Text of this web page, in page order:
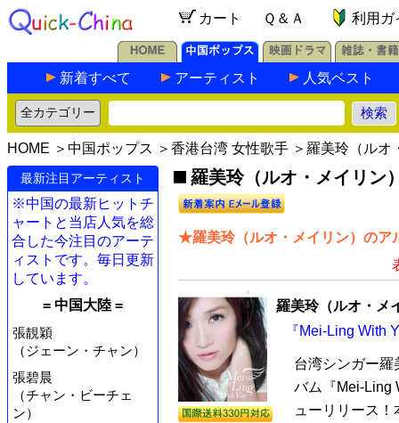
カート Ｑ＆Ａ 利用ガ
新着すべて アーティスト 人気ベスト
HOME ＞ 中国ポップス ＞ 香港台湾 女性歌手 ＞羅美玲（ルオ
最新注目アーティスト
※中国の最新ヒットチ
ャートと当店人気を総
合した今注目のアーテ
ィストです。毎日更新
しています。
= 中国大陸 =
張靚穎
（ジェーン・チャン）
張碧晨
（チャン・ビーチェ
ン）
羅美玲（ルオ・メイリン
★羅美玲（ルオ・メイリン）のア
羅美玲（ルオ・メ
『Mei-Ling With
台湾シンガー
バム『Mei-Ling
ューリリース